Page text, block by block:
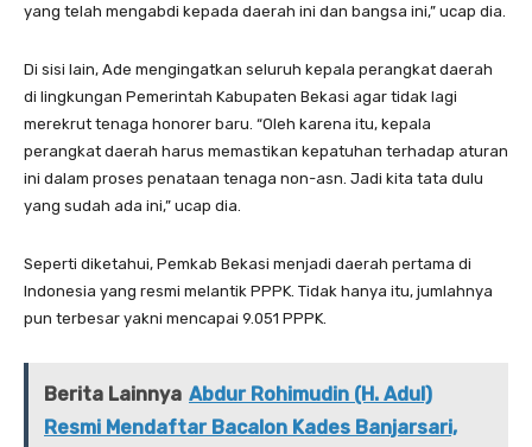
yang telah mengabdi kepada daerah ini dan bangsa ini,” ucap dia.
Di sisi lain, Ade mengingatkan seluruh kepala perangkat daerah
di lingkungan Pemerintah Kabupaten Bekasi agar tidak lagi
merekrut tenaga honorer baru. “Oleh karena itu, kepala
perangkat daerah harus memastikan kepatuhan terhadap aturan
ini dalam proses penataan tenaga non-asn. Jadi kita tata dulu
yang sudah ada ini,” ucap dia.
Seperti diketahui, Pemkab Bekasi menjadi daerah pertama di
Indonesia yang resmi melantik PPPK. Tidak hanya itu, jumlahnya
pun terbesar yakni mencapai 9.051 PPPK.
Berita Lainnya Abdur Rohimudin (H. Adul)
Resmi Mendaftar Bacalon Kades Banjarsari,